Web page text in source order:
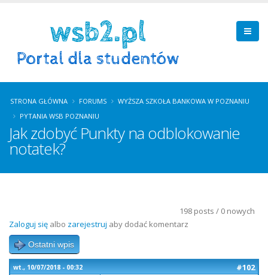
STRONA GŁÓWNA FORUMS
WYŻSZA SZKOŁA BANKOWA W POZNANIU
PYTANIA WSB POZNANIU
Jak zdobyć Punkty na odblokowanie
notatek?
198 posts / 0 nowych
Zaloguj się albo zarejestruj aby dodać komentarz
Ostatni wpis
wt., 10/07/2018 - 00:32
#102